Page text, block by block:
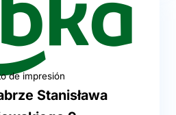
de impresión
Stanisława